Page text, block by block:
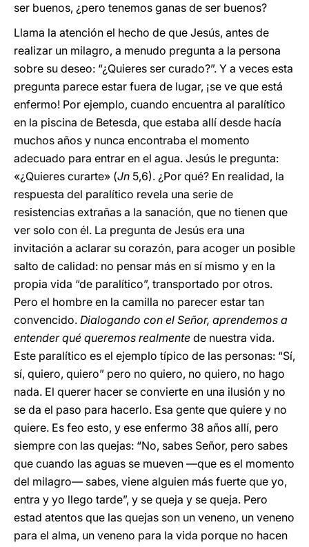
ser buenos, ¿pero tenemos ganas de ser buenos?
Llama la atención el hecho de que Jesús, antes de
realizar un milagro, a menudo pregunta a la persona
sobre su deseo: “¿Quieres ser curado?”. Y a veces esta
pregunta parece estar fuera de lugar, ¡se ve que está
enfermo! Por ejemplo, cuando encuentra al paralítico
en la piscina de Betesda, que estaba allí desde hacía
muchos años y nunca encontraba el momento
adecuado para entrar en el agua. Jesús le pregunta:
«¿Quieres curarte» (Jn 5,6). ¿Por qué? En realidad, la
respuesta del paralítico revela una serie de
resistencias extrañas a la sanación, que no tienen que
ver solo con él. La pregunta de Jesús era una
invitación a aclarar su corazón, para acoger un posible
salto de calidad: no pensar más en sí mismo y en la
propia vida “de paralítico”, transportado por otros.
Pero el hombre en la camilla no parecer estar tan
convencido. Dialogando con el Señor, aprendemos a
entender qué queremos realmente de nuestra vida.
Este paralítico es el ejemplo típico de las personas: “Sí,
sí, quiero, quiero” pero no quiero, no quiero, no hago
nada. El querer hacer se convierte en una ilusión y no
se da el paso para hacerlo. Esa gente que quiere y no
quiere. Es feo esto, y ese enfermo 38 años allí, pero
siempre con las quejas: “No, sabes Señor, pero sabes
que cuando las aguas se mueven —que es el momento
del milagro— sabes, viene alguien más fuerte que yo,
entra y yo llego tarde”, y se queja y se queja. Pero
estad atentos que las quejas son un veneno, un veneno
para el alma, un veneno para la vida porque no hacen